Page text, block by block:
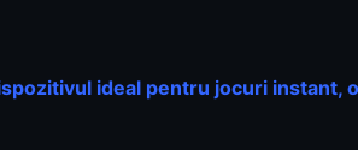
ideal pentru jocuri instant,